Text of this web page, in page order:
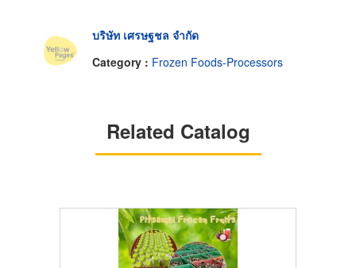
บริษัท เศรษฐชล จำกัด
Category : Frozen Foods-Processors
Related Catalog